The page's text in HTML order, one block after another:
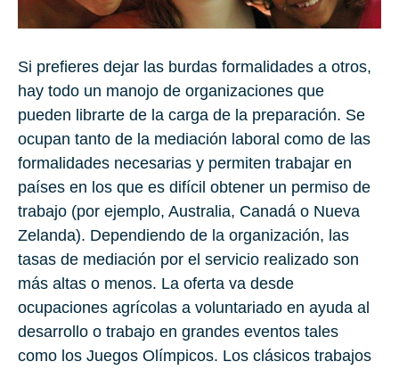
Si prefieres dejar las burdas formalidades a otros,
hay todo un manojo de organizaciones que
pueden librarte de la carga de la preparación. Se
ocupan tanto de la mediación laboral como de las
formalidades necesarias y permiten trabajar en
países en los que es difícil obtener un permiso de
trabajo (por ejemplo, Australia, Canadá o Nueva
Zelanda). Dependiendo de la organización, las
tasas de mediación por el servicio realizado son
más altas o menos. La oferta va desde
ocupaciones agrícolas a voluntariado en ayuda al
desarrollo o trabajo en grandes eventos tales
como los Juegos Olímpicos. Los clásicos trabajos